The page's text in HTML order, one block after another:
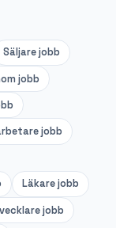
Säljarejobb
jobb
jobb
Läkarejobb
jobb